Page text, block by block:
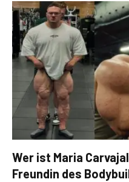
Wer ist Maria
Freundin des